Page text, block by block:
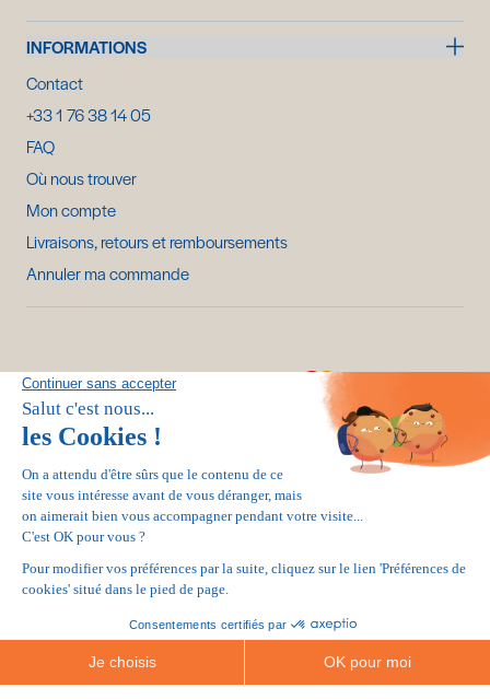
INFORMATIONS
Contact
+33 1 76 38 14 05
FAQ
Où nous trouver
Mon compte
Livraisons, retours et remboursements
Annuler ma commande
Paiement 100% sécurisé :
MENTIONS LÉGALES
POLITIQUE DE RETOURS ET REMBOURSEMENTS
POLITIQUE DE CONFIDENTIALITÉ
© MY LUBIE 2026 RéalisationStudio Meta